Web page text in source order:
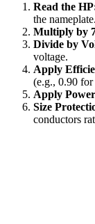
Read the
the nameplate.
Multiply by
Divide by
voltage.
Apply
(e.g., 0.90 for
Apply
Size
conductors